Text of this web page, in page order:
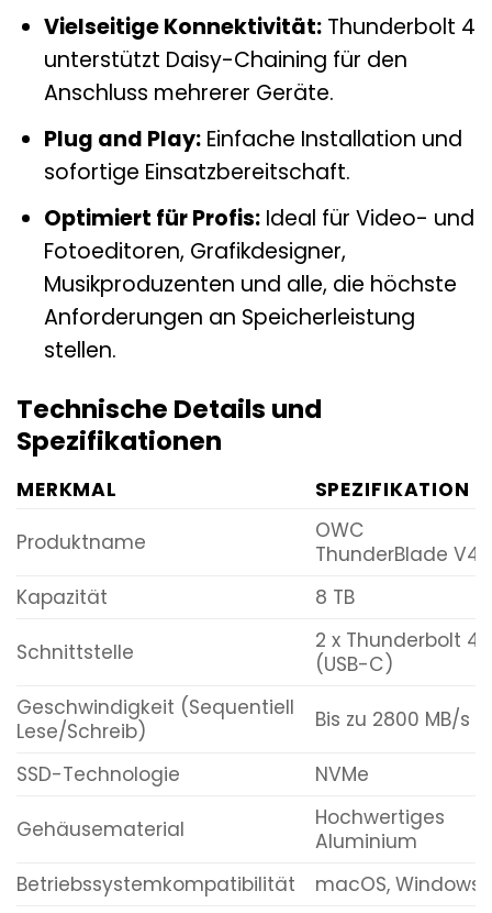
Vielseitige Konnektivität:Thunderbolt 4
unterstützt Daisy-Chaining für den
Anschluss mehrerer Geräte.
Plug and Play:Einfache Installation und
sofortige Einsatzbereitschaft.
Optimiert für Profis:Ideal für Video- und
Fotoeditoren, Grafikdesigner,
Musikproduzenten und alle, die höchste
Anforderungen an Speicherleistung
stellen.
Technische Details und
Spezifikationen
MERKMAL
SPEZIFIKATION
Produktname
OWC
ThunderBlade V4
Kapazität
8 TB
Schnittstelle
2 x Thunderbolt 4
(USB-C)
Geschwindigkeit (Sequentiell
Lese/Schreib)
Bis zu 2800 MB/s
SSD-Technologie NVMe
Gehäusematerial
Hochwertiges
Aluminium
Betriebssystemkompatibilität
macOS, Windows